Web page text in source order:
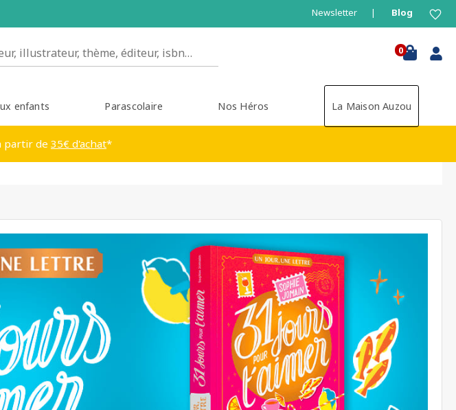
Newsletter Blog
0
enfants Parascolaire Nos Héros La Maison Auzou
partir de 35€ d'achat*